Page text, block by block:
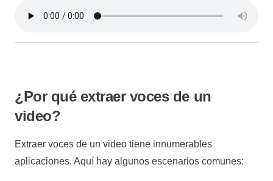
¿Por qué extraer voces de un
video?
Extraer voces de un video tiene innumerables
aplicaciones. Aquí hay algunos escenarios comunes: